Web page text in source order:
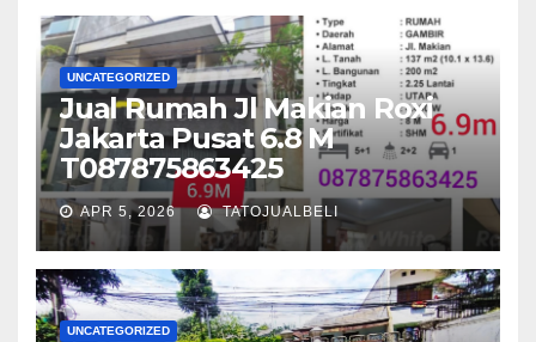
UNCATEGORIZED
Jual Rumah Jl Makian Roxi
Jakarta Pusat 6.8 M
T087875863425
APR 5, 2026 TATOJUALBELI
UNCATEGORIZED